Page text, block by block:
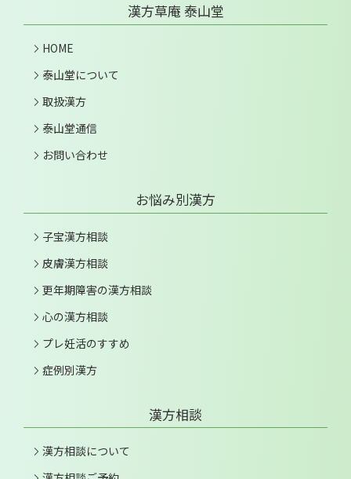
漢方草庵 泰山堂
HOME
泰山堂について
取扱漢方
泰山堂通信
お問い合わせ
お悩み別漢方
子宝漢方相談
皮膚漢方相談
更年期障害の漢方相談
心の漢方相談
プレ妊活のすすめ
症例別漢方
漢方相談
漢方相談について